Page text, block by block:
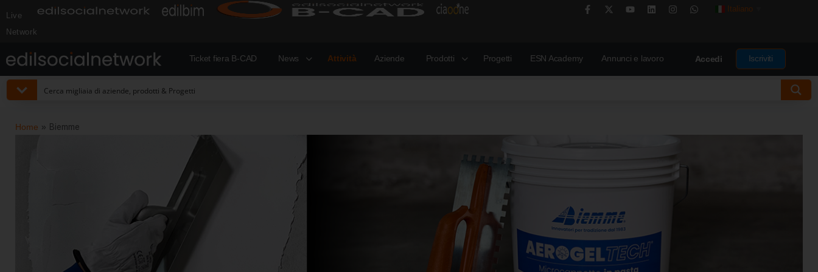
Live
Network
Italiano
Ticket fiera B-CAD News Attività Aziende Prodotti Progetti ESN Academy Annunci e lavoro Accedi Iscriviti
Home » Biemme